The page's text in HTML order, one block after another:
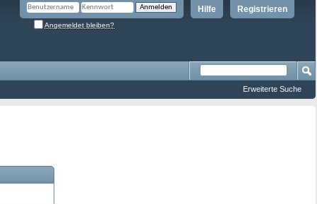
Registrieren
Hilfe
Angemeldet bleiben?
Erweiterte Suche